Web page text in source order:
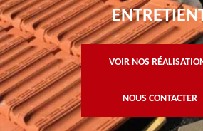
VOIR NOS
NOUS CONTACTER